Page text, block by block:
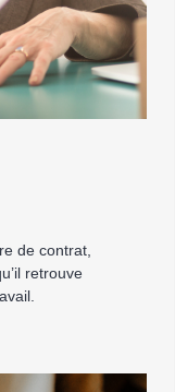
de contrat,
retrouve